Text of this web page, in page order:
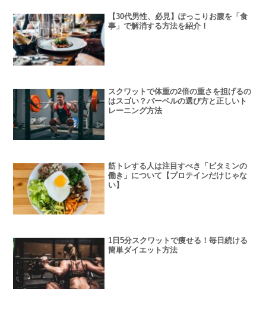
【30代男性、必見】ぽっこりお腹を「食
事」で解消する方法を紹介！
スクワットで体重の2倍の重さを担げるの
はスゴい？バーベルの選び方と正しいト
レーニング方法
筋トレする人は注目すべき「ビタミンの
働き」について【プロテインだけじゃな
い】
1日5分スクワットで痩せる！毎日続ける
簡単ダイエット方法